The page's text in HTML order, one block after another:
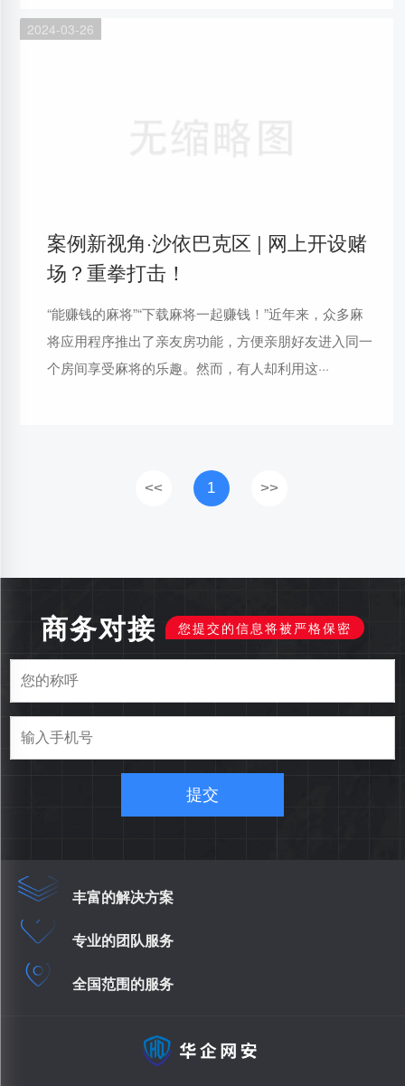
2024-03-26
案例新视角·沙依巴克区 | 网上开设赌
场？重拳打击！
“能赚钱的麻将”“下载麻将一起赚钱！”近年来，众多麻
将应用程序推出了亲友房功能，方便亲朋好友进入同一
个房间享受麻将的乐趣。然而，有人却利用这···
<< 1 >>
商务对接 您提交的信息将被严格保密
提交
丰富的解决方案
专业的团队服务
全国范围的服务